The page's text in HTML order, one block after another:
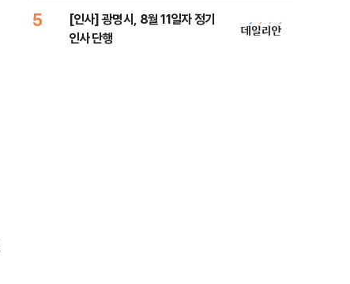
5
[인사] 광명시, 8월 11일자 정기
인사 단행